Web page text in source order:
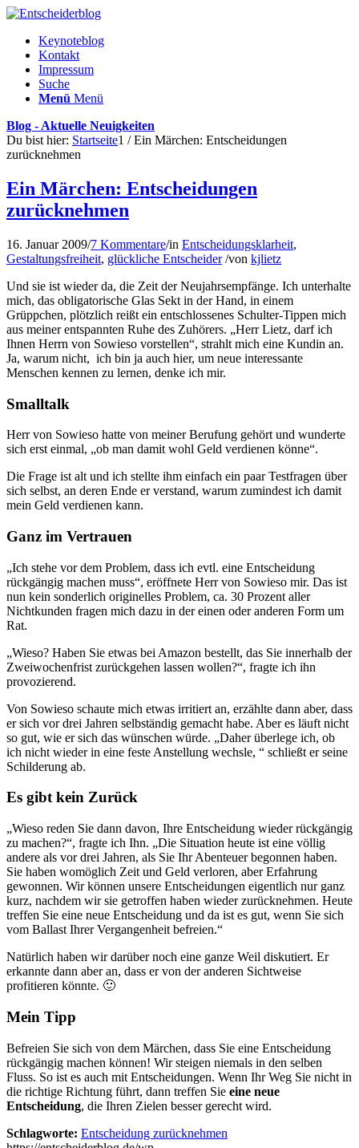
Keynoteblog
Kontakt
Impressum
Suche
Menü Menü
Blog - Aktuelle Neuigkeiten
Du bist hier: Startseite1 / Ein Märchen: Entscheidungen
zurücknehmen
Ein Märchen: Entscheidungen
zurücknehmen
16. Januar 2009/7 Kommentare/in Entscheidungsklarheit,
Gestaltungsfreiheit, glückliche Entscheider /von kjlietz
Und sie ist wieder da, die Zeit der Neujahrsempfänge. Ich unterhalte
mich, das obligatorische Glas Sekt in der Hand, in einem
Grüppchen, plötzlich reißt ein entschlossenes Schulter-Tippen mich
aus meiner entspannten Ruhe des Zuhörers. „Herr Lietz, darf ich
Ihnen Herrn von Sowieso vorstellen“, strahlt mich eine Kundin an.
Ja, warum nicht, ich bin ja auch hier, um neue interessante
Menschen kennen zu lernen, denke ich mir.
Smalltalk
Herr von Sowieso hatte von meiner Berufung gehört und wunderte
sich erst einmal, „ob man damit wohl Geld verdienen könne“.
Die Frage ist alt und ich stellte ihm einfach ein paar Testfragen über
sich selbst, an deren Ende er verstand, warum zumindest ich damit
mein Geld verdienen kann.
Ganz im Vertrauen
„Ich stehe vor dem Problem, dass ich evtl. eine Entscheidung
rückgängig machen muss“, eröffnete Herr von Sowieso mir. Das ist
nun kein sonderlich originelles Problem, ca. 30 Prozent aller
Nichtkunden fragen mich dazu in der einen oder anderen Form um
Rat.
„Wieso? Haben Sie etwas bei Amazon bestellt, das Sie innerhalb der
Zweiwochenfrist zurückgehen lassen wollen?“, fragte ich ihn
provozierend.
Von Sowieso schaute mich etwas irritiert an, erzählte dann aber, dass
er sich vor drei Jahren selbständig gemacht habe. Aber es läuft nicht
so gut, wie er sich das wünschen würde. „Daher überlege ich, ob
ich nicht wieder in eine feste Anstellung wechsle, “ schließt er seine
Schilderung ab.
Es gibt kein Zurück
„Wieso reden Sie dann davon, Ihre Entscheidung wieder rückgängig
zu machen?“, fragte ich Ihn. „Die Situation heute ist eine völlig
andere als vor drei Jahren, als Sie Ihr Abenteuer begonnen haben.
Sie haben womöglich Zeit und Geld verloren, aber Erfahrung
gewonnen. Wir können unsere Entscheidungen eigentlich nur ganz
kurz, nachdem wir sie getroffen haben wieder zurücknehmen. Heute
treffen Sie eine neue Entscheidung und da ist es gut, wenn Sie sich
vom Ballast Ihrer Vergangenheit befreien.“
Natürlich haben wir darüber noch eine ganze Weil diskutiert. Er
erkannte dann aber an, dass er von der anderen Sichtweise
profitieren könnte. 🙂
Mein Tipp
Befreien Sie sich von dem Märchen, dass Sie eine Entscheidung
rückgängig machen können! Wir steigen niemals in den selben
Fluss. So ist es auch mit Entscheidungen. Wenn Ihr Weg Sie nicht in
die richtige Richtung führt, dann treffen Sie eine neue
Entscheidung, die Ihren Zielen besser gerecht wird.
Schlagworte: Entscheidung zurücknehmen